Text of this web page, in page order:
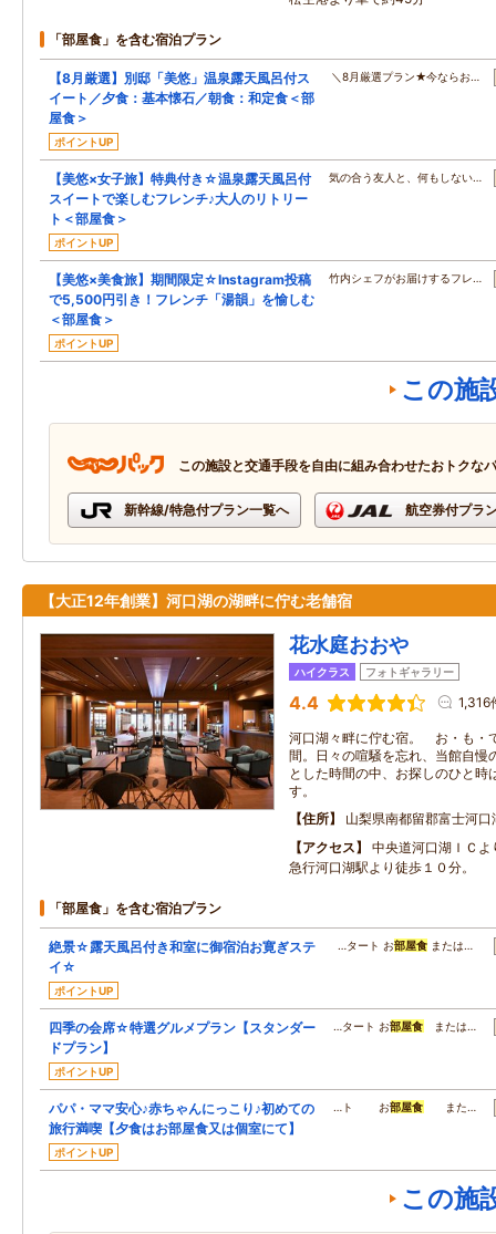
「部屋食」を含む宿泊プラン
【8月厳選】別邸「美悠」温泉露天風呂付ス
イート／夕食：基本懐石／朝食：和定食＜部
屋食＞
ポイントUP
＼8月厳選プラン★今ならお…
【美悠×女子旅】特典付き☆温泉露天風呂付
スイートで楽しむフレンチ♪大人のリトリー
ト＜部屋食＞
ポイントUP
気の合う友人と、何もしない…
【美悠×美食旅】期間限定☆Instagram投稿
で5,500円引き！フレンチ「湯韻」を愉しむ
＜部屋食＞
ポイントUP
竹内シェフがお届けするフレ…
この施
この施設と交通手段を自由に組み合わせたおトクな
新幹線/特急付プラン一覧へ 航空券付プラ
【大正12年創業】河口湖の湖畔に佇む老舗宿
花水庭おおや
ハイクラス フォトギャラリー
4.4 1,316
河口湖々畔に佇む宿。 お・も・
間。日々の喧騒を忘れ、当館自慢
とした時間の中、お探しのひと時
す。
住所
山梨県南都留郡富士河
アクセス
中央道河口湖ＩＣ
急行河口湖駅より徒歩１０分。
「部屋食」を含む宿泊プラン
絶景☆露天風呂付き和室に御宿泊お寛ぎステ
イ☆
ポイントUP
…タート お部屋食 または…
四季の会席☆特選グルメプラン【スタンダー
ドプラン】
ポイントUP
…タート お部屋食 または…
パパ・ママ安心♪赤ちゃんにっこり♪初めての
旅行満喫【夕食はお部屋食又は個室にて】
ポイントUP
…ト お部屋食 また…
この施